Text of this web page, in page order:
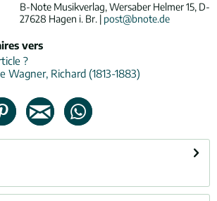
B-Note Musikverlag, Wersaber Helmer 15, D-
27628 Hagen i. Br. | post@bnote.de
vers
?
Wagner, Richard (1813-1883)